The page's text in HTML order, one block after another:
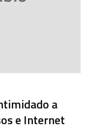
a
e Internet